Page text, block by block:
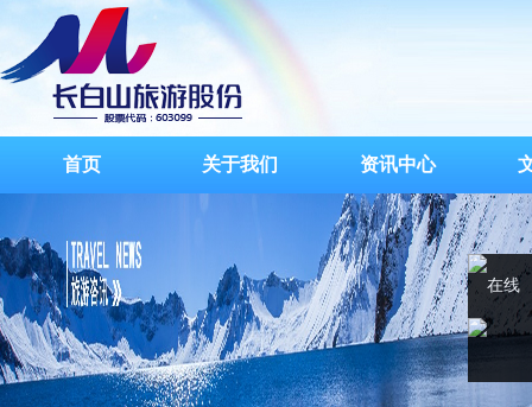
首页 关于我们 资讯中心
在线